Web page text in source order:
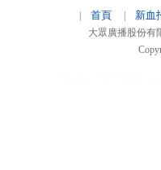
首頁 新血
大眾廣播股份有